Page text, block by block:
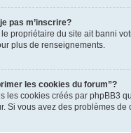
pas m’inscrire?
propriétaire du site ait banni
plus de renseignements.
les cookies du forum”?
les cookies créés par phpBB3
Si vous avez des problèmes